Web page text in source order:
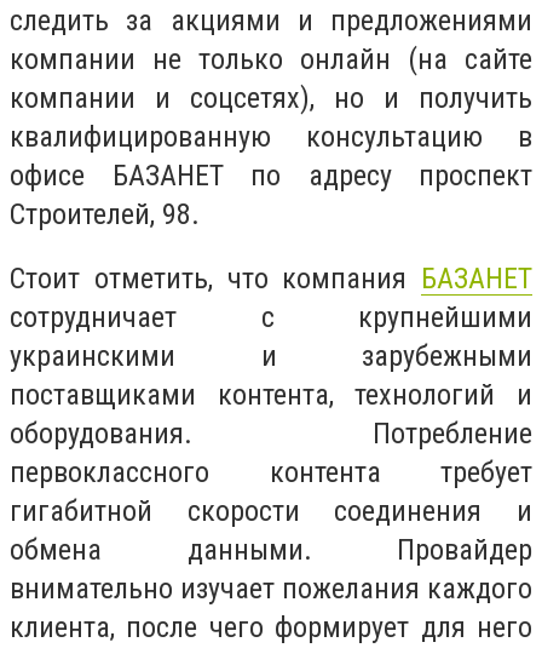
следить за акциями и предложениями
компании не только онлайн (на сайте
компании и соцсетях), но и получить
квалифицированную консультацию в
офисе БАЗАНЕТ по адресу проспект
Строителей, 98.
Стоит отметить, что компания БАЗАНЕТ
сотрудничает с крупнейшими
украинскими и зарубежными
поставщиками контента, технологий и
оборудования. Потребление
первоклассного контента требует
гигабитной скорости соединения и
обмена данными. Провайдер
внимательно изучает пожелания каждого
клиента, после чего формирует для него